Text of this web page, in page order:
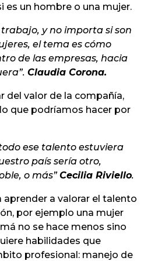
es un hombre o una mujer.
y no importa si son
el tema es cómo
de las empresas, hacia
Claudia Corona.
del valor de la compañía,
que podríamos hacer por
ese talento estuviera
país sería otro,
o más”Cecilia Riviello.
a valorar el talento
por ejemplo una mujer
no se hace menos sino
habilidades que
profesional: manejo de